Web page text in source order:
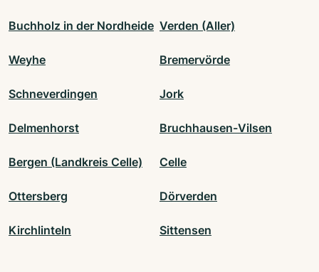
Buchholz in der Nordheide Verden (Aller)
Weyhe Bremervörde
Schneverdingen Jork
Delmenhorst Bruchhausen-Vilsen
Bergen (Landkreis Celle) Celle
Ottersberg Dörverden
Kirchlinteln Sittensen